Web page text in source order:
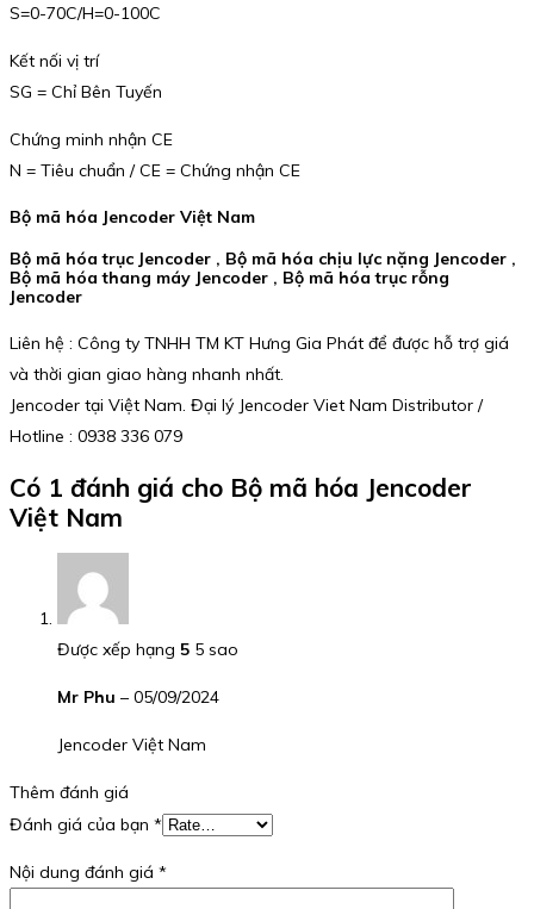
S=0-70C/H=0-100C
Kết nối vị trí
SG = Chỉ Bên Tuyến
Chứng minh nhận CE
N = Tiêu chuẩn / CE = Chứng nhận CE
Bộ mã hóa Jencoder Việt Nam
Bộ mã hóa trục Jencoder , Bộ mã hóa chịu lực nặng Jencoder ,
Bộ mã hóa thang máy Jencoder , Bộ mã hóa trục rỗng
Jencoder
Liên hệ : Công ty TNHH TM KT Hưng Gia Phát để được hỗ trợ giá
và thời gian giao hàng nhanh nhất.
Jencoder tại Việt Nam. Đại lý Jencoder Viet Nam Distributor /
Hotline : 0938 336 079
Có 1 đánh giá cho Bộ mã hóa Jencoder
Việt Nam
Được xếp hạng 5 5 sao
Mr Phu – 05/09/2024
Jencoder Việt Nam
Thêm đánh giá
Đánh giá của bạn *
Nội dung đánh giá *